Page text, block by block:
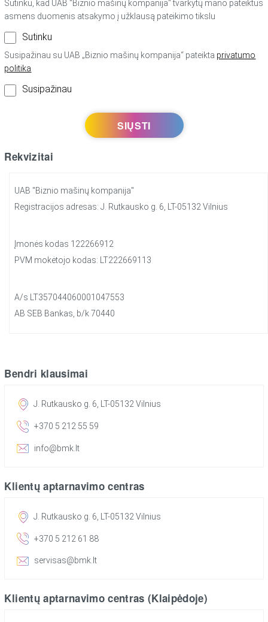
Sutinku, kad UAB “Biznio mašinų kompanija“ tvarkytų mano pateiktus
asmens duomenis atsakymo į užklausą pateikimo tikslu
Sutinku
Susipažinau su UAB „Biznio mašinų kompanija“ pateikta privatumo
politika
Susipažinau
Rekvizitai
UAB "Biznio mašinų kompanija"
Registracijos adresas: J. Rutkausko g. 6, LT-05132 Vilnius
Įmonės kodas 122266912
PVM mokėtojo kodas: LT222669113
A/s LT357044060001047553
AB SEB Bankas, b/k 70440
Bendri klausimai
J. Rutkausko g. 6, LT-05132 Vilnius
+370 5 212 55 59
info@bmk.lt
Klientų aptarnavimo centras
J. Rutkausko g. 6, LT-05132 Vilnius
+370 5 212 61 88
servisas@bmk.lt
Klientų aptarnavimo centras (Klaipėdoje)